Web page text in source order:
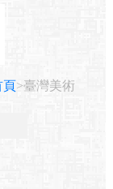
頁>臺灣美術